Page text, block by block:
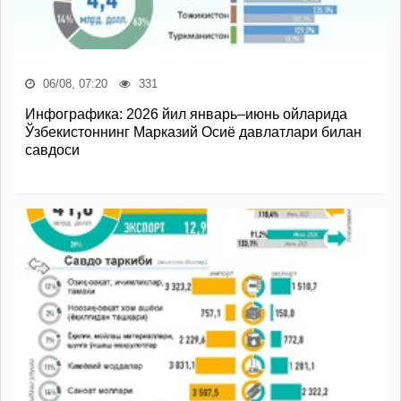
06/08, 07:20 331
Инфографика: 2026 йил январь–июнь ойларида
Ўзбекистоннинг Марказий Осиё давлатлари билан
савдоси